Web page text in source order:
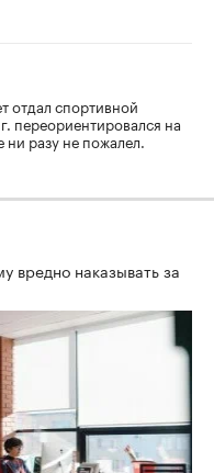
отдал спортивной
переориентировался на
разу не пожалел.
вредно наказывать за